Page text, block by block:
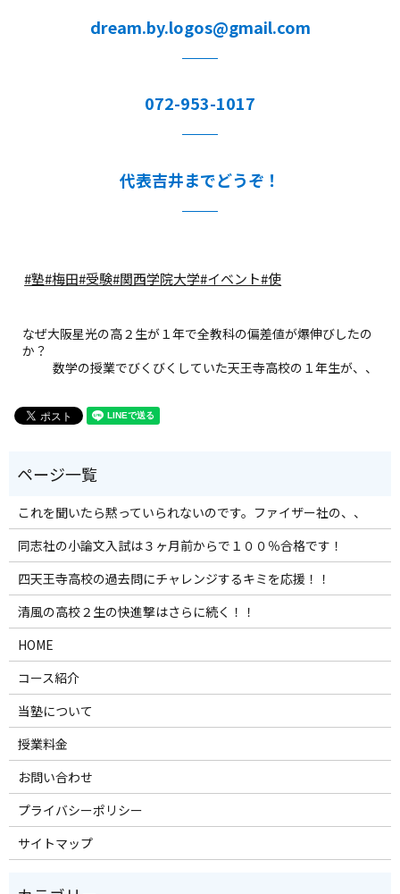
dream.by.logos@gmail.com
072-953-1017
代表吉井までどうぞ！
#塾#梅田#受験#関西学院大学#イベント#使
なぜ大阪星光の高２生が１年で全教科の偏差値が爆伸びしたの
か？
数学の授業でびくびくしていた天王寺高校の１年生が、、
これを聞いたら黙っていられないのです。ファイザー社の、、
同志社の小論文入試は３ヶ月前からで１００％合格です！
四天王寺高校の過去問にチャレンジするキミを応援！！
清風の高校２生の快進撃はさらに続く！！
HOME
コース紹介
当塾について
授業料金
お問い合わせ
プライバシーポリシー
サイトマップ